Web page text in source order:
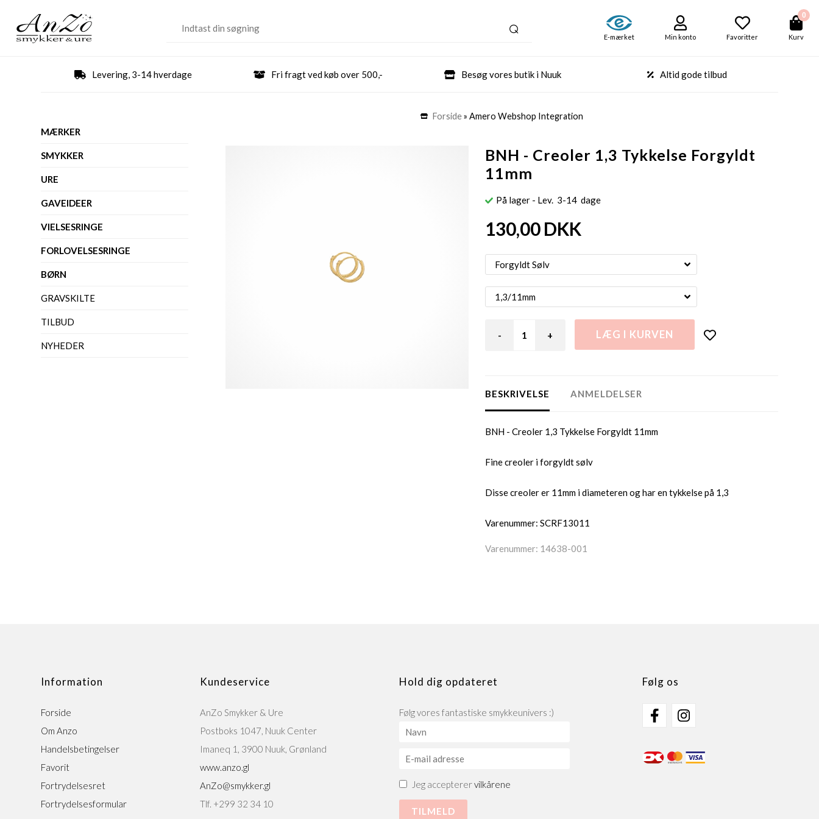
E-mærket Min konto Favoritter
0
Kurv
Levering, 3-14 hverdage Fri fragt ved køb over 500,- Besøg vores butik i Nuuk Altid gode tilbud
MÆRKER
SMYKKER
URE
GAVEIDEER
VIELSESRINGE
FORLOVELSESRINGE
BØRN
GRAVSKILTE
TILBUD
NYHEDER
Forside» Amero Webshop Integration
BNH - Creoler 1,3 Tykkelse Forgyldt
11mm
På lager - Lev. 3-14 dage
130,00DKK
- +
BESKRIVELSE ANMELDELSER
BNH - Creoler 1,3 Tykkelse Forgyldt 11mm
Fine creoler i forgyldt sølv
Disse creoler er 11mm i diameteren og har en tykkelse på 1,3
Varenummer: SCRF13011
Varenummer: 14638-001
Information
Forside
Om Anzo
Handelsbetingelser
Favorit
Fortrydelsesret
Fortrydelsesformular
Kundeservice
AnZo Smykker & Ure
Postboks 1047, Nuuk Center
Imaneq 1, 3900 Nuuk, Grønland
www.anzo.gl
AnZo@smykker.gl
Tlf. +299 32 34 10
Hold dig opdateret
Følg vores fantastiske smykkeunivers :)
Jeg accepterervilkårene
Følg os